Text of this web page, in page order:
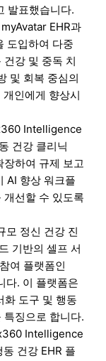
발표했습니다.
EHR과
도입하여 다중
강 및 중독 치
및 회복 중심의
인에게 향상시
Intelligence
건강 클리닉
하여 규제 보고
AI 향상 워크플
개선할 수 있도록
모 정신 건강 진
기반의 셀프 서
여 플랫폼인
다. 이 플랫폼은
화 도구 및 행동
특징으로 합니다.
Intelligence
건강 EHR 플